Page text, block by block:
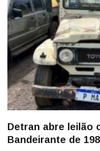
Detran abre leilão
Bandeirante de